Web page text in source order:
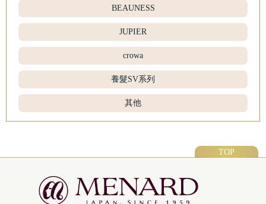
BEAUNESS
JUPIER
crowa
養髮SV系列
其他
TOP